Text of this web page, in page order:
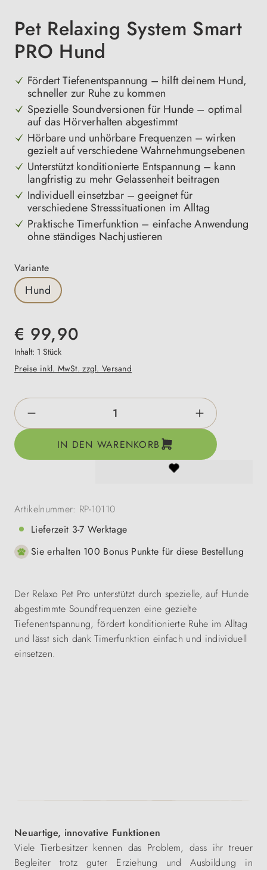
Pet Relaxing System Smart
PRO Hund
Fördert Tiefenentspannung – hilft deinem Hund,
schneller zur Ruhe zu kommen
Spezielle Soundversionen für Hunde – optimal
auf das Hörverhalten abgestimmt
Hörbare und unhörbare Frequenzen – wirken
gezielt auf verschiedene Wahrnehmungsebenen
Unterstützt konditionierte Entspannung – kann
langfristig zu mehr Gelassenheit beitragen
Individuell einsetzbar – geeignet für
verschiedene Stresssituationen im Alltag
Praktische Timerfunktion – einfache Anwendung
ohne ständiges Nachjustieren
Variante
Hund
€ 99,90
Inhalt: 1 Stück
Preise inkl. MwSt. zzgl. Versand
Produkt Anzahl: Gib den gewünschten
IN DEN WARENKORB
Artikelnummer: RP-10110
Lieferzeit 3-7 Werktage
Sie erhalten 100 Bonus Punkte für diese Bestellung
Der Relaxo Pet Pro unterstützt durch spezielle, auf Hunde
abgestimmte Soundfrequenzen eine gezielte
Tiefenentspannung, fördert konditionierte Ruhe im Alltag
und lässt sich dank Timerfunktion einfach und individuell
einsetzen.
Neuartige, innovative Funktionen
Viele Tierbesitzer kennen das Problem, dass ihr treuer
Begleiter trotz guter Erziehung und Ausbildung in